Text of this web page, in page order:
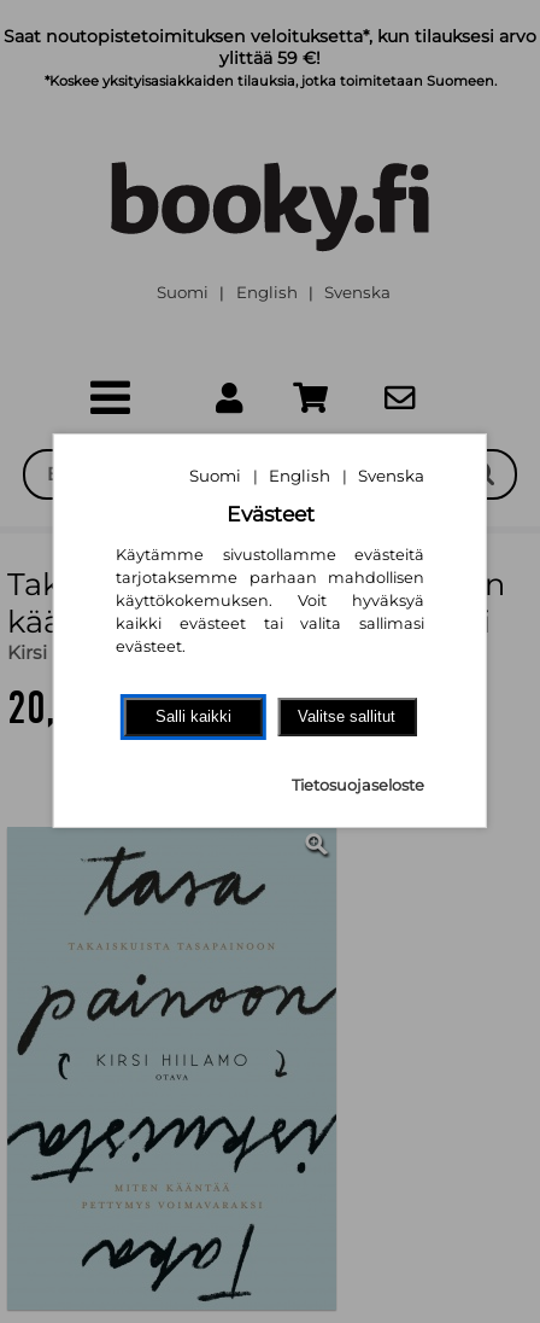
Saat noutopistetoimituksen veloituksetta*, kun tilauksesi arvo
ylittää 59 €!
*Koskee yksityisasiakkaiden tilauksia, jotka toimitetaan Suomeen.
Suomi | English | Svenska
Takaiskuista tasapainoon : miten
kääntää pettymys voimavaraksi
Kirsi Hiilamo
20,30 €
Suomi | English | Svenska
Evästeet
Käytämme sivustollamme evästeitä
tarjotaksemme parhaan mahdollisen
käyttökokemuksen. Voit hyväksyä
kaikki evästeet tai valita sallimasi
evästeet.
Salli kaikki Valitse sallitut
Tietosuojaseloste